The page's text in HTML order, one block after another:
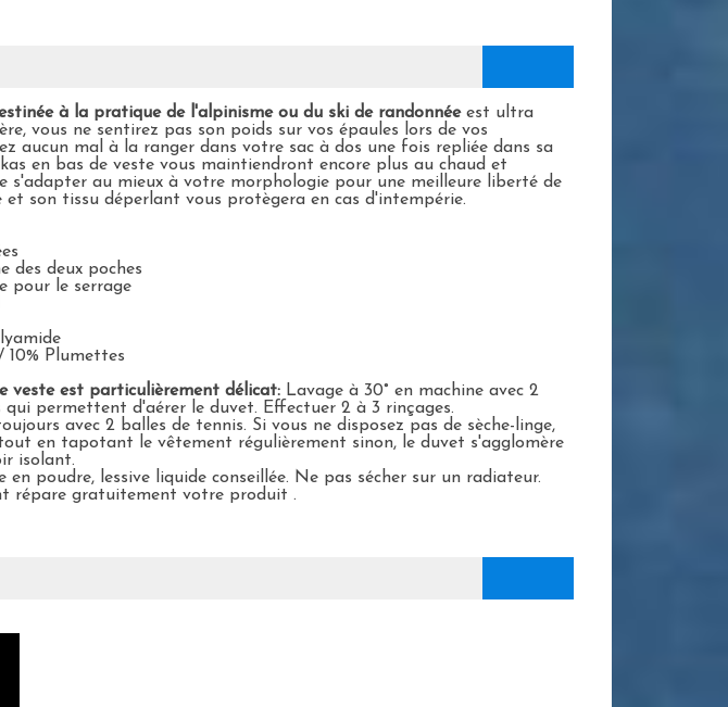
à la pratique de l'alpinisme ou du ski de randonnéeest ultra
vous ne sentirez pas son poids sur vos épaules lors de vos
aucun mal à la ranger dans votre sac à dos une fois repliée dans sa
en bas de veste vous maintiendront encore plus au chaud et
s'adapter au mieux à votre morphologie pour une meilleure liberté de
et son tissu déperlant vous protègera en cas d'intempérie.
des deux poches
pour le serrage
10% Plumettes
veste est particulièrement délicat: Lavage à 30° en machine avec 2
qui permettent d'aérer le duvet. Effectuer 2 à 3 rinçages.
avec 2 balles de tennis. Si vous ne disposez pas de sèche-linge,
en tapotant le vêtement régulièrement sinon, le duvet s'agglomère
isolant.
en poudre, lessive liquide conseillée. Ne pas sécher sur un radiateur.
répare gratuitement votre produit .